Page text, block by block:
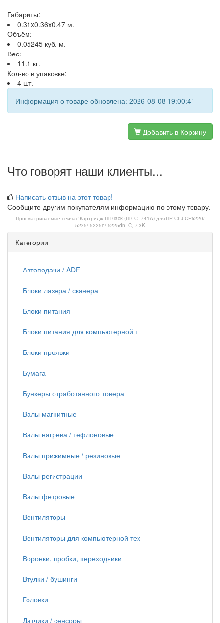
Габариты:
0.31x0.36x0.47 м.
Объём:
0.05245 куб. м.
Вес:
11.1 кг.
Кол-во в упаковке:
4 шт.
Информация о товаре обновлена: 2026-08-08 19:00:41
Добавить в Корзину
Что говорят наши клиенты...
Написать отзыв на этот товар!
Сообщите другим покупателям информацию по этому товару.
Просматриваемые сейчас:Картридж Hi-Black (HB-CE741A) для HP CLJ CP5220/
5225/ 5225n/ 5225dn, C, 7,3K
Категории
Автоподачи / ADF
Блоки лазера / сканера
Блоки питания
Блоки питания для компьютерной т
Блоки проявки
Бумага
Бункеры отработанного тонера
Валы магнитные
Валы нагрева / тефлоновые
Валы прижимные / резиновые
Валы регистрации
Валы фетровые
Вентиляторы
Вентиляторы для компьютерной тех
Воронки, пробки, переходники
Втулки / бушинги
Головки
Датчики / сенсоры